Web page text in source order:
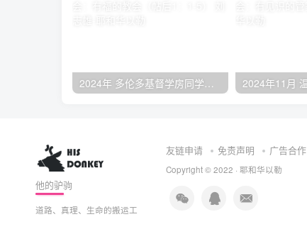
他的驴驹
道路、真理、生命的搬运工
友链申请 免责声明 广告合作
Copyright © 2022 · 耶和华以勒